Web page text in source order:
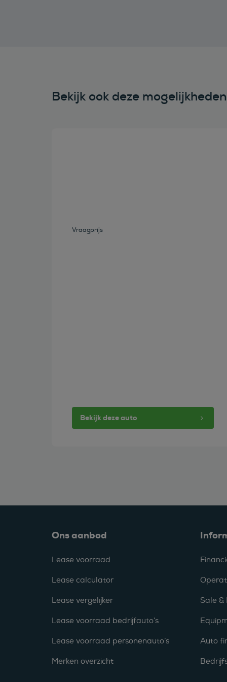
Bekijk ook deze
Vraagprijs
Bekijk deze auto
Ons aanbod
Lease voorraad
Lease calculator
Lease vergelijker
Lease voorraad bedrijfauto’s
Lease voorraad personenauto’s
Merken overzicht
Sale &
Auto